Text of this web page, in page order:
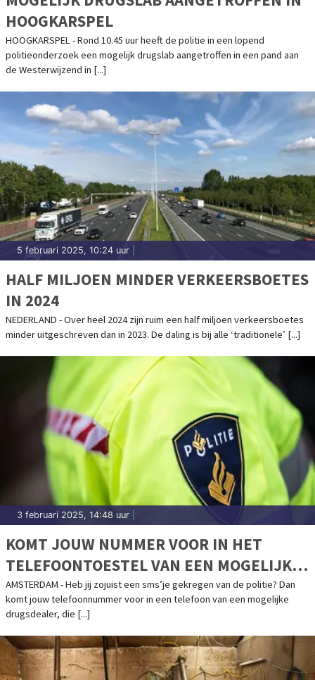
HOOGKARSPEL
HOOGKARSPEL - Rond 10.45 uur heeft de politie in een lopend
politieonderzoek een mogelijk drugslab aangetroffen in een pand aan
de Westerwijzend in [...]
5 februari 2025, 10:24 uur
HALF MILJOEN MINDER VERKEERSBOETES
IN 2024
NEDERLAND - Over heel 2024 zijn ruim een half miljoen verkeersboetes
minder uitgeschreven dan in 2023. De daling is bij alle ‘traditionele’ [...]
3 februari 2025, 14:48 uur
KOMT JOUW NUMMER VOOR IN HET
TELEFOONTOESTEL VAN EEN MOGELIJKE
DRUGSDEALER ?
AMSTERDAM - Heb jij zojuist een sms’je gekregen van de politie? Dan
komt jouw telefoonnummer voor in een telefoon van een mogelijke
drugsdealer, die [...]